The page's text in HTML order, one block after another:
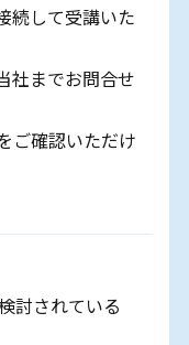
続して受講いた
社までお問合せ
ご確認いただけ
討されている